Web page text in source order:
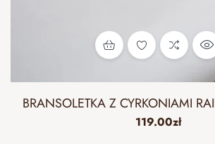
BRANSOLETKA Z CYRKONIAMI
119.00zł